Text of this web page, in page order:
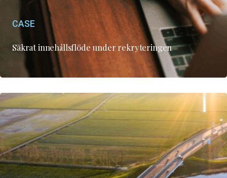
CASE
Säkrat innehållsflöde under rekryteringen